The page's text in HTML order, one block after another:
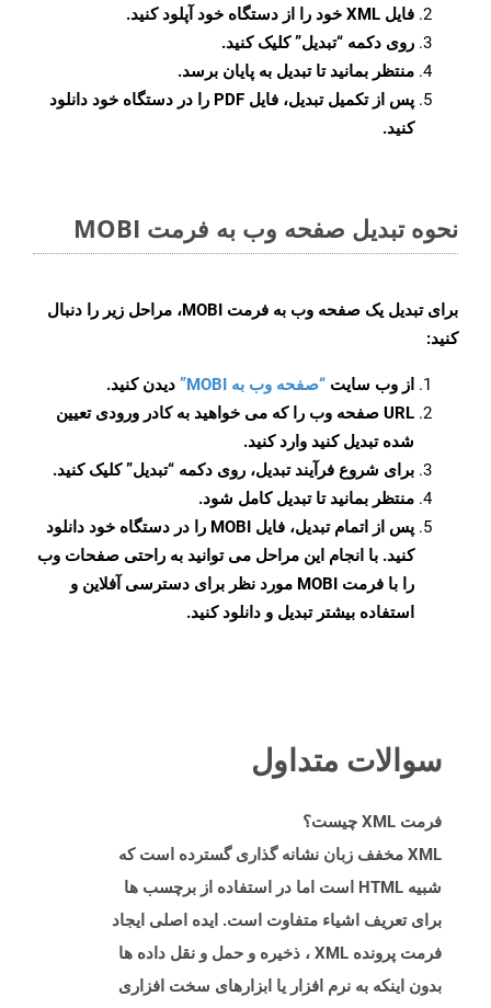
فایل XML خود را از دستگاه خود آپلود کنید.
روی دکمه “تبدیل”کلیک کنید.
منتظر بمانید تا تبدیل به پایان برسد.
پس از تکمیل تبدیل، فایل PDF را در دستگاه خود دانلود
کنید.
نحوه تبدیل صفحه وب به فرمت MOBI
برای تبدیل یک صفحه وب به فرمت MOBI، مراحل زیر را دنبال
کنید:
از وب سایت “صفحه وب به MOBI”
دیدن کنید.
URL صفحه وب را که می خواهید به کادر ورودی تعیین
شده تبدیل کنید وارد کنید.
برای شروع فرآیند تبدیل، روی دکمه “تبدیل” کلیک کنید.
منتظر بمانید تا تبدیل کامل شود.
پس از اتمام تبدیل، فایل MOBI را در دستگاه خود دانلود
کنید. با انجام این مراحل می توانید به راحتی صفحات وب
را با فرمت MOBI مورد نظر برای دسترسی آفلاین و
استفاده بیشتر تبدیل و دانلود کنید.
سوالات متداول
فرمت XML چیست؟
XML مخفف زبان نشانه گذاری گسترده است که
شبیه HTML است اما در استفاده از برچسب ها
برای تعریف اشیاء متفاوت است. ایده اصلی ایجاد
فرمت پرونده XML ، ذخیره و حمل و نقل داده ها
بدون اینکه به نرم افزار یا ابزارهای سخت افزاری